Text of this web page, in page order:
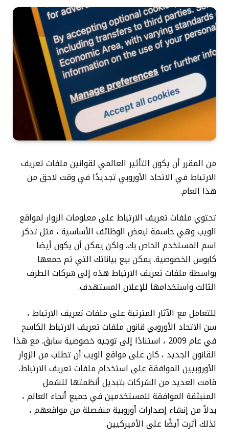
من المقرر أن يكون التأثير العالمي لقوانين ملفات تعريف
الارتباط في الاتحاد الأوروبي تجديدًا في وقت لاحق من
هذا العام.
تحتوي ملفات تعريف الارتباط على معلومات الزوار لمواقع
الويب وهي حاسمة لبعض الوظائف الأساسية ، مثل تذكر
اسم المستخدم الخاص بك. ولكن يمكن أن يكون أيضا
كابوس الخصوصية. يمكن بيع بياناتك التي تم جمعها
بواسطة ملفات تعريف الارتباط هذه إلى شركات الطرف
الثالث واستخدامها للإعلان المستهدف.
للتعامل مع الآثار المترتبة على ملفات تعريف الارتباط ،
سن الاتحاد الأوروبي قانون ملفات تعريف الارتباط الكاسح
في عام 2009 ، استنادًا إلى توجيه خصوصية سابق. مع هذا
القانون الجديد ، كان على مواقع الويب أن تطلب من الزوار
الأوروبيين الموافقة على استخدام ملفات تعريف الارتباط.
قامت العديد من الشركات بتبديل أنظمتها لتشمل
المنبثقة الموافقة للمستخدمين في جميع أنحاء العالم ،
بدلاً من إنشاء إصدارات أوروبية منفصلة من مواقعهم ،
لذلك أثرت أيضًا على الأميركيين.